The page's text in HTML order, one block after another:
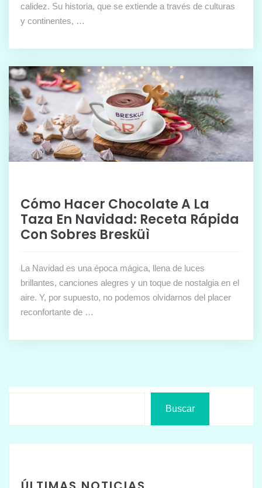
calidez. Su historia, que se extiende a través de culturas
y continentes, …
Cómo Hacer Chocolate A La
Taza En Navidad: Receta Rápida
Con Sobres Bresküì
La Navidad es una época mágica, llena de luces
brillantes, canciones alegres y un toque de nostalgia en el
aire. Y, por supuesto, no podemos olvidarnos del placer
reconfortante de …
Buscar